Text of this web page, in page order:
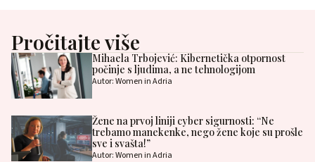
Pročitajte više
Mihaela Trbojević: Kibernetička otpornost
počinje s ljudima, a ne tehnologijom
Autor: Women in Adria
Žene na prvoj liniji cyber sigurnosti: “Ne
trebamo manekenke, nego žene koje su prošle
sve i svašta!”
Autor: Women in Adria